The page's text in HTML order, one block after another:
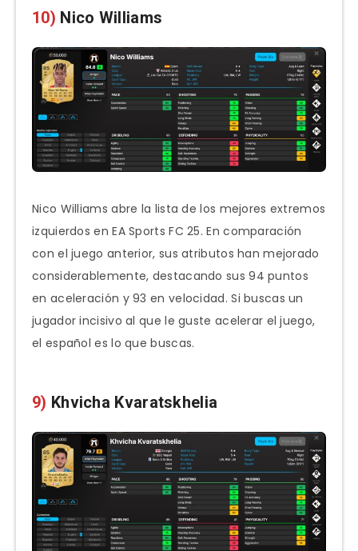
10) Nico Williams
Nico Williams abre la lista de los mejores extremos
izquierdos en EA Sports FC 25. En comparación
con el juego anterior, sus atributos han mejorado
considerablemente, destacando sus 94 puntos
en aceleración y 93 en velocidad. Si buscas un
jugador incisivo al que le guste acelerar el juego,
el español es lo que buscas.
9) Khvicha Kvaratskhelia